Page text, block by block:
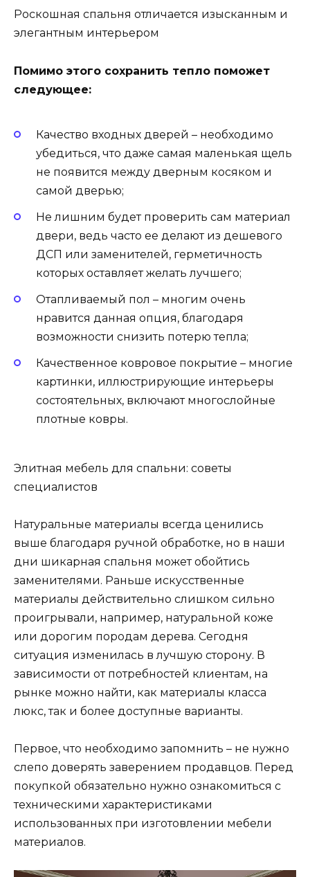
Роскошная спальня отличается изысканным и
элегантным интерьером
Помимо этого сохранить тепло поможет
следующее:
Качество входных дверей – необходимо
убедиться, что даже самая маленькая щель
не появится между дверным косяком и
самой дверью;
Не лишним будет проверить сам материал
двери, ведь часто ее делают из дешевого
ДСП или заменителей, герметичность
которых оставляет желать лучшего;
Отапливаемый пол – многим очень
нравится данная опция, благодаря
возможности снизить потерю тепла;
Качественное ковровое покрытие – многие
картинки, иллюстрирующие интерьеры
состоятельных, включают многослойные
плотные ковры.
Элитная мебель для спальни: советы
специалистов
Натуральные материалы всегда ценились
выше благодаря ручной обработке, но в наши
дни шикарная спальня может обойтись
заменителями. Раньше искусственные
материалы действительно слишком сильно
проигрывали, например, натуральной коже
или дорогим породам дерева. Сегодня
ситуация изменилась в лучшую сторону. В
зависимости от потребностей клиентам, на
рынке можно найти, как материалы класса
люкс, так и более доступные варианты.
Первое, что необходимо запомнить – не нужно
слепо доверять заверением продавцов. Перед
покупкой обязательно нужно ознакомиться с
техническими характеристиками
использованных при изготовлении мебели
материалов.